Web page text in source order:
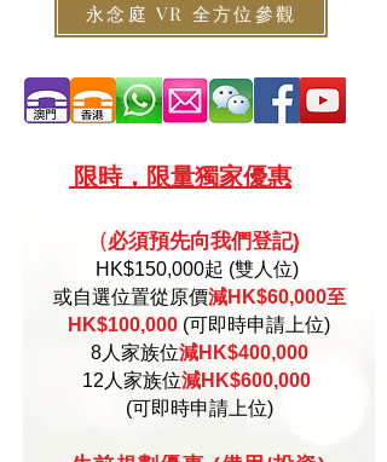
永念庭 VR 全方位參觀
限時，限量獨家優惠
(必須預先向我們登記)
HK$150,000起 (雙人位)
或自選位置從原價減HK$60,000至
HK$100,000 (可即時申請上位)
8人家族位減HK$400,000
12人家族位減HK$600,000
(可即時申請上位)